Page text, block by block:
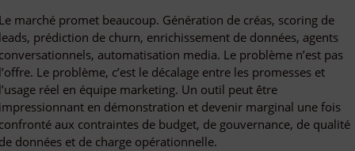
marché promet beaucoup. Génération de créas, scoring de
prédiction de churn, enrichissement de données, agents
automatisation media. Le problème n’est pas
Le problème, c’est le décalage entre les promesses et
réel en équipe marketing. Un outil peut être
en démonstration et devenir marginal une fois
aux contraintes de budget, de gouvernance, de qualité
données et de charge opérationnelle.